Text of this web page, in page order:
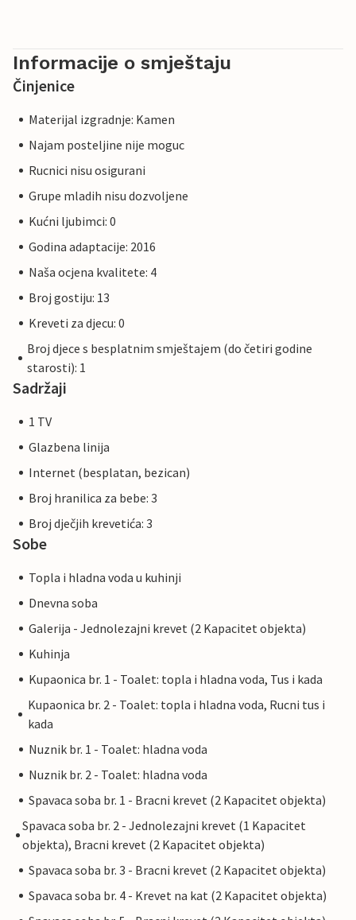
Informacije o smještaju
Činjenice
Materijal izgradnje: Kamen
Najam posteljine nije moguc
Rucnici nisu osigurani
Grupe mladih nisu dozvoljene
Kućni ljubimci: 0
Godina adaptacije: 2016
Naša ocjena kvalitete: 4
Broj gostiju: 13
Kreveti za djecu: 0
Broj djece s besplatnim smještajem (do četiri godine
starosti): 1
Sadržaji
1 TV
Glazbena linija
Internet (besplatan, bezican)
Broj hranilica za bebe: 3
Broj dječjih krevetića: 3
Sobe
Topla i hladna voda u kuhinji
Dnevna soba
Galerija - Jednolezajni krevet (2 Kapacitet objekta)
Kuhinja
Kupaonica br. 1 - Toalet: topla i hladna voda, Tus i kada
Kupaonica br. 2 - Toalet: topla i hladna voda, Rucni tus i
kada
Nuznik br. 1 - Toalet: hladna voda
Nuznik br. 2 - Toalet: hladna voda
Spavaca soba br. 1 - Bracni krevet (2 Kapacitet objekta)
Spavaca soba br. 2 - Jednolezajni krevet (1 Kapacitet
objekta), Bracni krevet (2 Kapacitet objekta)
Spavaca soba br. 3 - Bracni krevet (2 Kapacitet objekta)
Spavaca soba br. 4 - Krevet na kat (2 Kapacitet objekta)